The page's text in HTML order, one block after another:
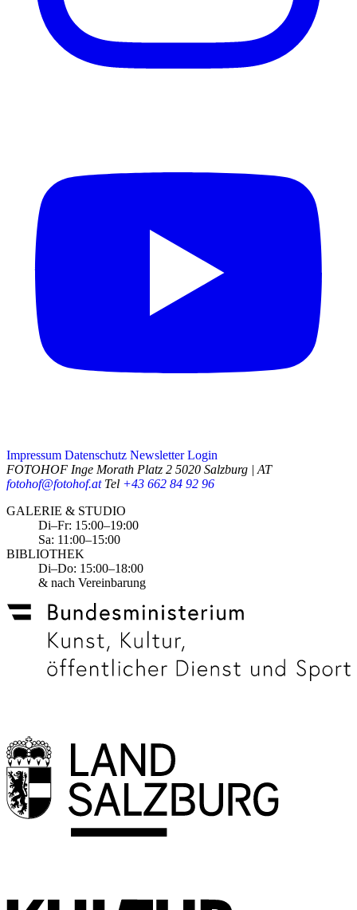
Impressum Datenschutz Newsletter Login
FOTOHOF Inge Morath Platz 2 5020 Salzburg | AT
fotohof@fotohof.at Tel +43 662 84 92 96
Opening Hours
GALERIE & STUDIO
Di–Fr: 15:00–19:00
Sa: 11:00–15:00
BIBLIOTHEK
Di–Do: 15:00–18:00
& nach Vereinbarung